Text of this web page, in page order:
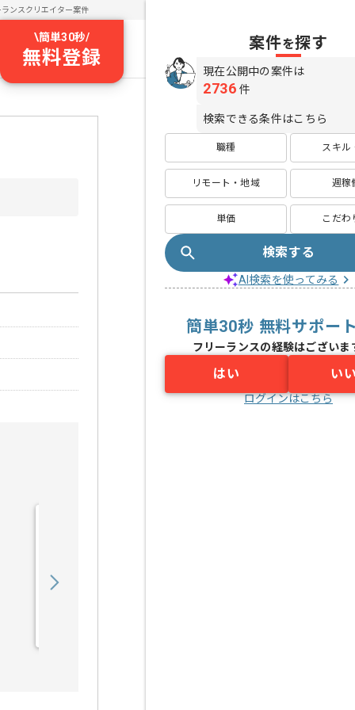
ランスクリエイター案件
\簡単30秒/
無料登録
案件を探す
現在公開中の案件は
2736 件
検索できる条件はこちら
職種 スキル
リモート・地域 週稼
単価 こだわ
検索する
AI検索を使ってみる
簡単30秒 無料サポー
フリーランスの経験はございま
はい い
ログインはこちら